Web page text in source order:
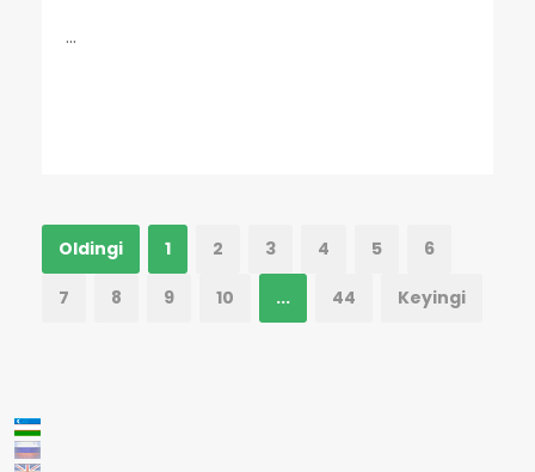
...
Oldingi 1 2 3 4 5 6
7 8 9 10 ... 44 Keyingi